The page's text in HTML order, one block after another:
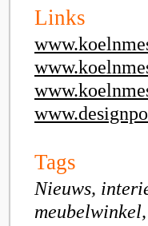
Links
Tags
Nieuws,